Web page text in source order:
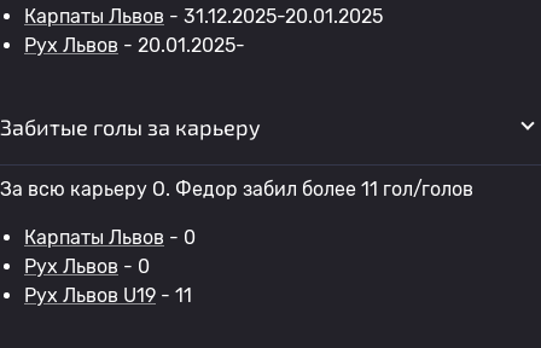
Карпаты Львов - 31.12.2025-20.01.2025
Рух Львов - 20.01.2025-
Забитые голы за карьеру
За всю карьеру O. Федор забил более 11 гол/голов
Карпаты Львов - 0
Рух Львов - 0
Рух Львов U19 - 11